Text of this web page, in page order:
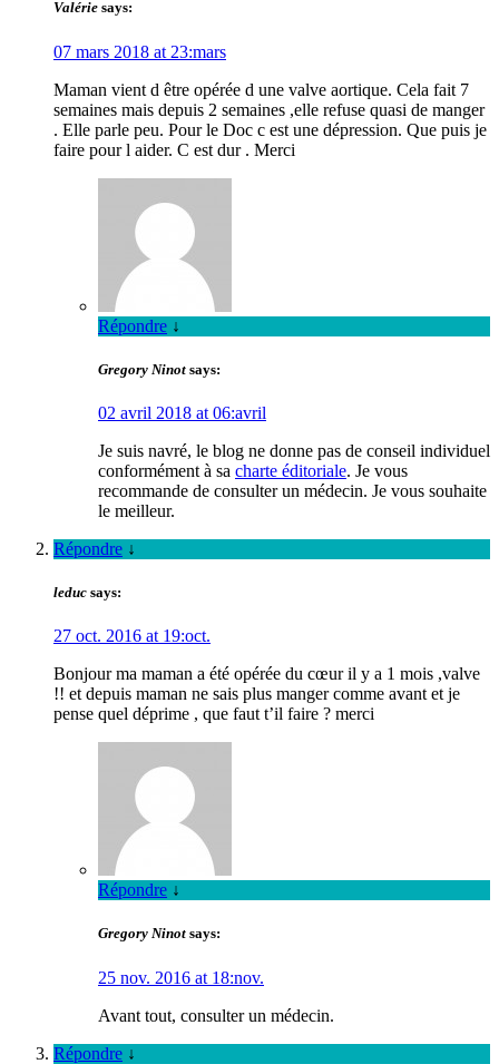
Valérie says:
07 mars 2018 at 23:mars
Maman vient d être opérée d une valve aortique. Cela fait 7
semaines mais depuis 2 semaines ,elle refuse quasi de manger
. Elle parle peu. Pour le Doc c est une dépression. Que puis je
faire pour l aider. C est dur . Merci
Répondre ↓
Gregory Ninot says:
02 avril 2018 at 06:avril
Je suis navré, le blog ne donne pas de conseil individuel
conformément à sa charte éditoriale. Je vous
recommande de consulter un médecin. Je vous souhaite
le meilleur.
Répondre ↓
leduc says:
27 oct. 2016 at 19:oct.
Bonjour ma maman a été opérée du cœur il y a 1 mois ,valve
!! et depuis maman ne sais plus manger comme avant et je
pense quel déprime , que faut t’il faire ? merci
Répondre ↓
Gregory Ninot says:
25 nov. 2016 at 18:nov.
Avant tout, consulter un médecin.
Répondre ↓